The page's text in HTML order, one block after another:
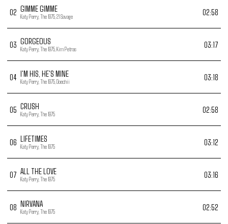
02 GIMME GIMME
Katy Perry, The 1975, 21 Savage 02:58
03 GORGEOUS
Katy Perry, The 1975, Kim Petras 03:17
04 I'M HIS, HE'S MINE
Katy Perry, The 1975, Doechii 03:18
05 CRUSH
Katy Perry, The 1975 02:58
06 LIFETIMES
Katy Perry, The 1975 03:12
07 ALL THE LOVE
Katy Perry, The 1975 03:16
08 NIRVANA
Katy Perry, The 1975 02:52